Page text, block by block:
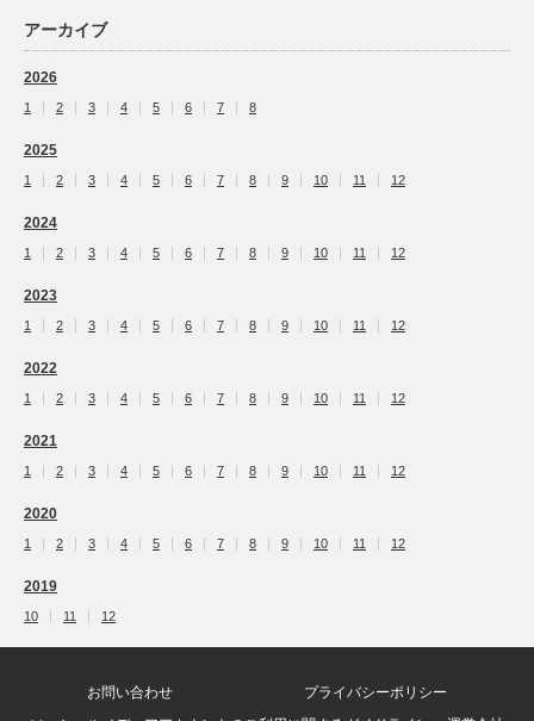
アーカイブ
2026
1 2 3 4 5 6 7 8
2025
1 2 3 4 5 6 7 8 9 10 11 12
2024
1 2 3 4 5 6 7 8 9 10 11 12
2023
1 2 3 4 5 6 7 8 9 10 11 12
2022
1 2 3 4 5 6 7 8 9 10 11 12
2021
1 2 3 4 5 6 7 8 9 10 11 12
2020
1 2 3 4 5 6 7 8 9 10 11 12
2019
10 11 12
お問い合わせ
プライバシーポリシー